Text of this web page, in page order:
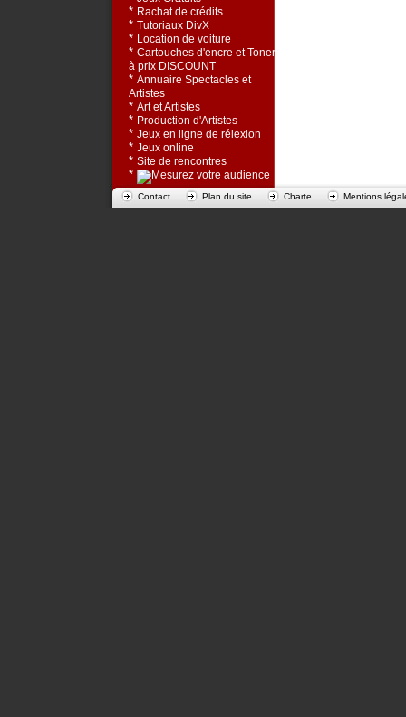
* Rachat de crédits
* Tutoriaux DivX
* Location de voiture
* Cartouches d'encre et Toners
à prix DISCOUNT
* Annuaire Spectacles et
Artistes
* Art et Artistes
* Production d'Artistes
* Jeux en ligne de rélexion
* Jeux online
* Site de rencontres
*
Contact Plan du site Charte Mentions